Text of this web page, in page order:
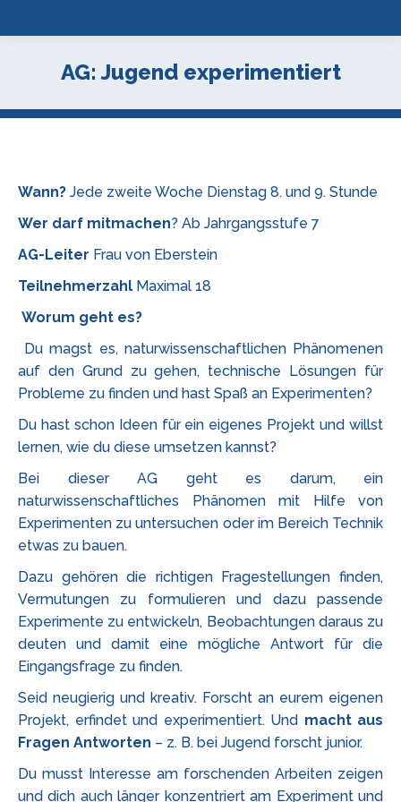
AG: Jugend experimentiert
Wann? Jede zweite Woche Dienstag 8. und 9. Stunde
Wer darf mitmachen? Ab Jahrgangsstufe 7
AG-Leiter Frau von Eberstein
Teilnehmerzahl Maximal 18
Worum geht es?
Du magst es, naturwissenschaftlichen Phänomenen
auf den Grund zu gehen, technische Lösungen für
Probleme zu finden und hast Spaß an Experimenten?
Du hast schon Ideen für ein eigenes Projekt und willst
lernen, wie du diese umsetzen kannst?
Bei dieser AG geht es darum, ein
naturwissenschaftliches Phänomen mit Hilfe von
Experimenten zu untersuchen oder im Bereich Technik
etwas zu bauen.
Dazu gehören die richtigen Fragestellungen finden,
Vermutungen zu formulieren und dazu passende
Experimente zu entwickeln, Beobachtungen daraus zu
deuten und damit eine mögliche Antwort für die
Eingangsfrage zu finden.
Seid neugierig und kreativ. Forscht an eurem eigenen
Projekt, erfindet und experimentiert. Und macht aus
Fragen Antworten – z. B. bei Jugend forscht junior.
Du musst Interesse am forschenden Arbeiten zeigen
und dich auch länger konzentriert am Experiment und